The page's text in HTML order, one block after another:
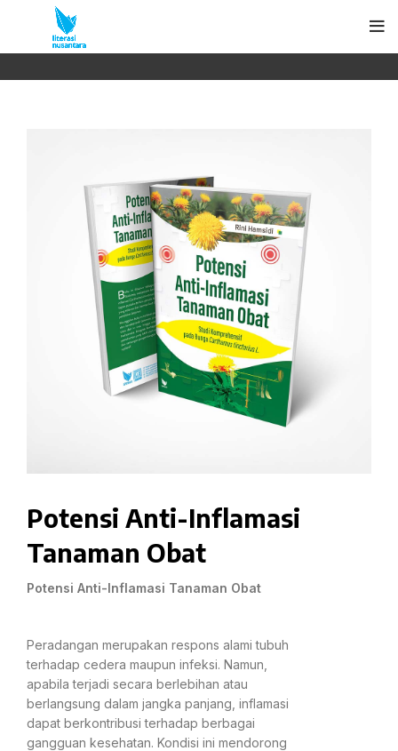
Potensi Anti-Inflamasi
Tanaman Obat
Potensi Anti-Inflamasi Tanaman Obat
Peradangan merupakan respons alami tubuh
terhadap cedera maupun infeksi. Namun,
apabila terjadi secara berlebihan atau
berlangsung dalam jangka panjang, inflamasi
dapat berkontribusi terhadap berbagai
gangguan kesehatan. Kondisi ini mendorong